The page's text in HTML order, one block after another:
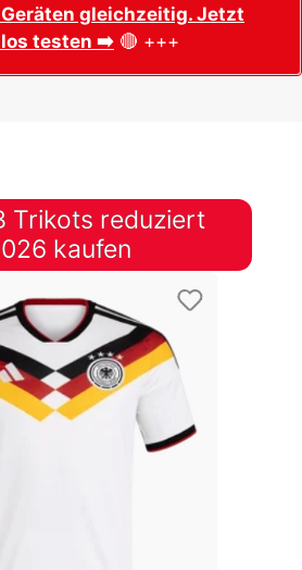
gleichzeitig. Jetzt
testen ➡️ 🔴 +++
Trikots reduziert
kaufen